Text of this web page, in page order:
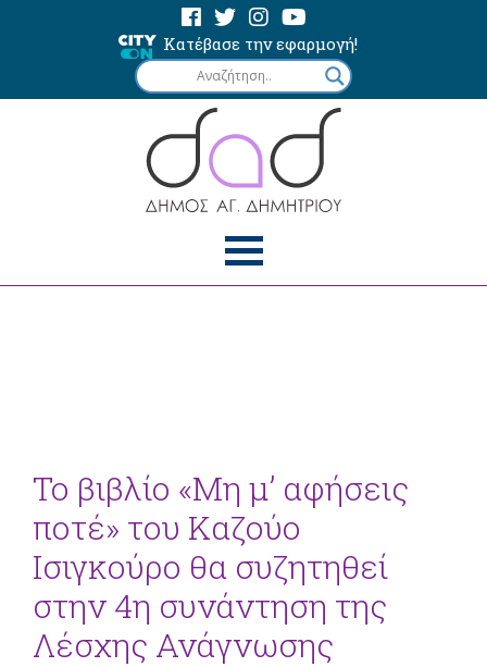
Κατέβασε την εφαρμογή!
Το βιβλίο «Μη μ’ αφήσεις
ποτέ» του Καζούο
Ισιγκούρο θα συζητηθεί
στην 4η συνάντηση της
Λέσχης Ανάγνωσης